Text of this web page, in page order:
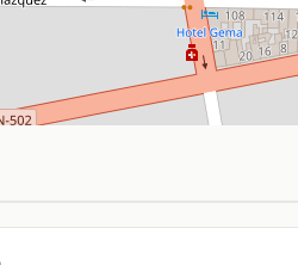
Parc 1 en Almadén, Ciudad